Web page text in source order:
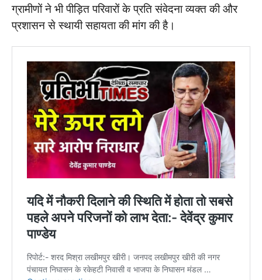
ग्रामीणों ने भी पीड़ित परिवारों के प्रति संवेदना व्यक्त की और
प्रशासन से स्थायी सहायता की मांग की है।